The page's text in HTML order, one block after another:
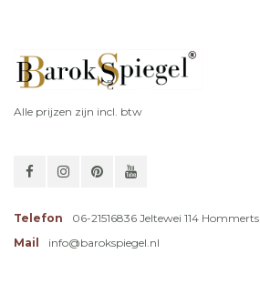
Alle prijzen zijn incl. btw
Telefon
06-21516836 Jeltewei 114 Hommerts
Mail
info@barokspiegel.nl